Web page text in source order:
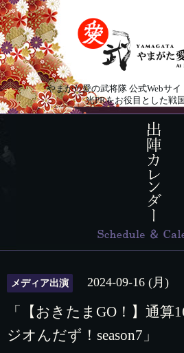
やまがた愛の武将隊 公式Webサ
光PRをお役目とした戦
メディア出演 2024-09-16 (月)
「【おきたまGO！】通算
ジオんだず！season7」